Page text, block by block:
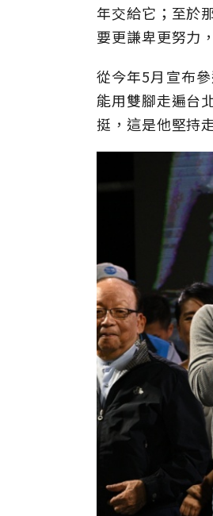
年交給它；至於
要更謙卑更努力
從今年5月宣布
能用雙腳走遍台
挺，這是他堅持